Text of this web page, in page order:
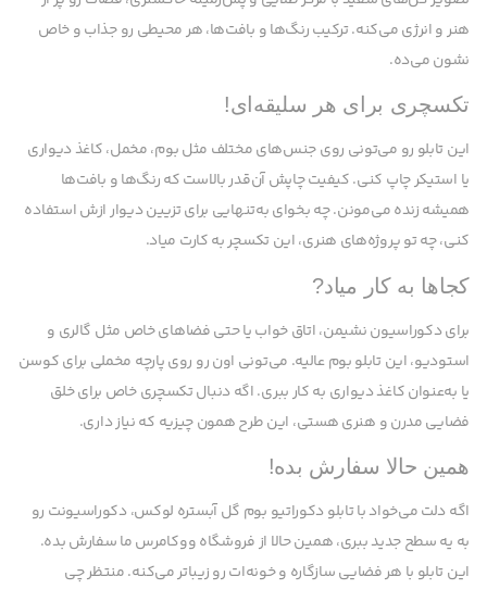
هنر و انرژی می‌کنه. ترکیب رنگ‌ها و بافت‌ها، هر محیطی رو جذاب و خاص
نشون می‌ده.
تکسچری برای هر سلیقه‌ای!
این تابلو رو می‌تونی روی جنس‌های مختلف مثل بوم، مخمل، کاغذ دیواری
یا استیکر چاپ کنی. کیفیت چاپش آن‌قدر بالاست که رنگ‌ها و بافت‌ها
همیشه زنده می‌مونن. چه بخوای به‌تنهایی برای تزیین دیوار ازش استفاده
کنی، چه تو پروژه‌های هنری، این تکسچر به کارت میاد.
کجاها به کار میاد?
برای دکوراسیون نشیمن، اتاق خواب یا حتی فضاهای خاص مثل گالری و
استودیو، این تابلو بوم عالیه. می‌تونی اون رو روی پارچه مخملی برای کوسن
یا به‌عنوان کاغذ دیواری به کار ببری. اگه دنبال تکسچری خاص برای خلق
فضایی مدرن و هنری هستی، این طرح همون چیزیه که نیاز داری.
همین حالا سفارش بده!
اگه دلت می‌خواد با تابلو دکوراتیو بوم گل آبستره لوکس، دکوراسیونت رو
به یه سطح جدید ببری، همین حالا از فروشگاه ووکامرس ما سفارش بده.
این تابلو با هر فضایی سازگاره و خونه‌ات رو زیباتر می‌کنه. منتظر چی